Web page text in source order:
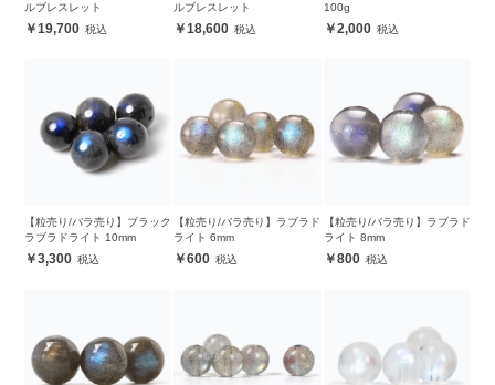
ルブレスレット
19,700
ルブレスレット
18,600
100g
2,000
【粒売り/バラ売り】ブラック
ラブラドライト 10mm
3,300
【粒売り/バラ売り】ラブラド
ライト 6mm
600
【粒売り/バラ売り】ラブラド
ライト 8mm
800